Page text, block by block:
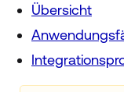
Übersicht